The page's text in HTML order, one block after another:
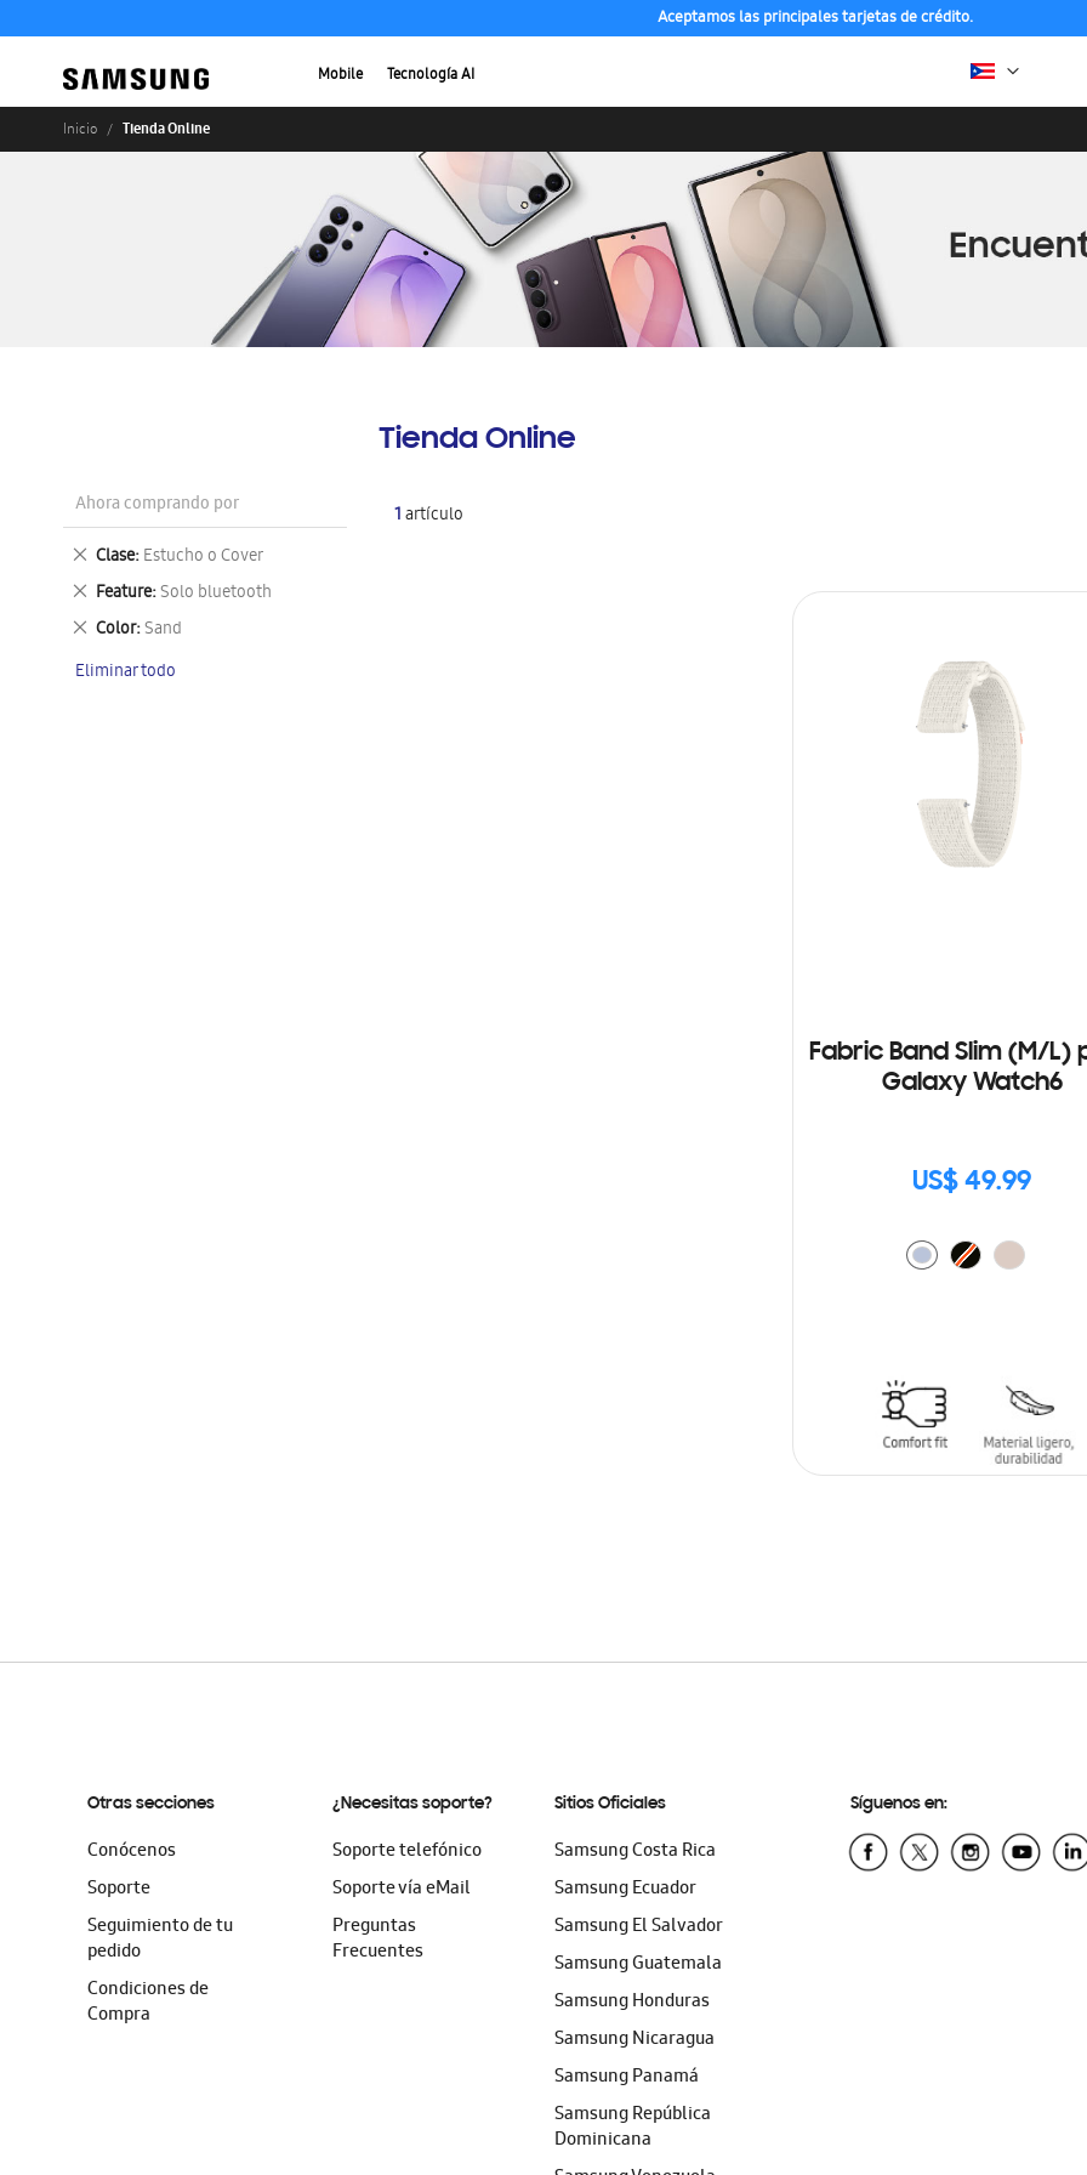
Aceptamos las principales tarjetas de crédito.
Mobile Tecnología AI
Inicio Tienda Online
Tienda Online
1artículo
Fabric Band Slim (M/L)
Galaxy Watch6
US$ 49.99
Ahora comprando por
Clase Estucho o Cover
Eliminar
este
artículo
Feature Solo bluetooth
Eliminar
este
artículo
Color Sand
Eliminar
artículo
Eliminar todo
Otras secciones
Conócenos
Soporte
Seguimiento de tu
pedido
Condiciones de
Compra
¿Necesitas soporte?
Soporte telefónico
Soporte vía eMail
Preguntas
Frecuentes
Sitios Oficiales
Samsung Costa Rica
Samsung Ecuador
Samsung El Salvador
Samsung Guatemala
Samsung Honduras
Samsung Nicaragua
Samsung Panamá
Samsung República
Dominicana
Síguenos en: